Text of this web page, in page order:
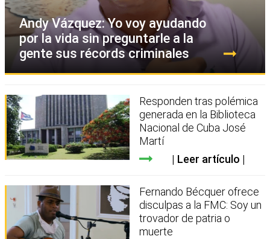
Andy Vázquez: Yo voy ayudando
por la vida sin preguntarle a la
gente sus récords criminales
Responden tras polémica
generada en la Biblioteca
Nacional de Cuba José
Martí
Leer artículo
Fernando Bécquer ofrece
disculpas a la FMC: Soy un
trovador de patria o
muerte